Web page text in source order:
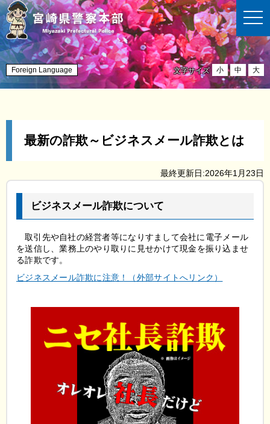
t
o
g
l
e
n
a
v
Foreign Language 文字サイズ 小 中 大
最新の詐欺～ビジネスメール詐欺とは
最終更新日:2026年1月23日
ビジネスメール詐欺について
取引先や自社の経営者等になりすまして会社に電子メール
を送信し、業務上のやり取りに見せかけて現金を振り込ませ
る詐欺です。
ビジネスメール詐欺に注意！（外部サイトへリンク）